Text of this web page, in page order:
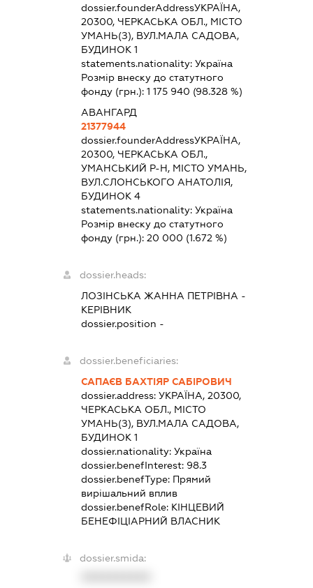
dossier.founderAddressУКРАЇНА,
20300, ЧЕРКАСЬКА ОБЛ., МІСТО
УМАНЬ(З), ВУЛ.МАЛА САДОВА,
БУДИНОК 1
statements.nationality:Україна
Розмір внеску до статутного
фонду (грн.):1 175 940 (98.328 %)
АВАНГАРД
21377944
dossier.founderAddressУКРАЇНА,
20300, ЧЕРКАСЬКА ОБЛ.,
УМАНСЬКИЙ Р-Н, МІСТО УМАНЬ,
ВУЛ.СЛОНСЬКОГО АНАТОЛІЯ,
БУДИНОК 4
statements.nationality:Україна
Розмір внеску до статутного
фонду (грн.):20 000 (1.672 %)
dossier.heads:
ЛОЗІНСЬКА ЖАННА ПЕТРІВНА -
КЕРІВНИК
dossier.position -
dossier.beneficiaries:
САПАЄВ БАХТІЯР САБІРОВИЧ
dossier.address:УКРАЇНА, 20300,
ЧЕРКАСЬКА ОБЛ., МІСТО
УМАНЬ(З), ВУЛ.МАЛА САДОВА,
БУДИНОК 1
dossier.nationality:Україна
dossier.benefInterest: 98.3
dossier.benefType: Прямий
вирішальний вплив
dossier.benefRole: КІНЦЕВИЙ
БЕНЕФІЦІАРНИЙ ВЛАСНИК
dossier.smida: